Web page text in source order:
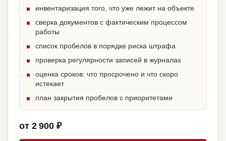
инвентаризация того, что уже лежит на объекте
сверка документов с фактическим процессом
работы
список пробелов в порядке риска штрафа
проверка регулярности записей в журналах
оценка сроков: что просрочено и что скоро
истекает
план закрытия пробелов с приоритетами
от 2 900 ₽